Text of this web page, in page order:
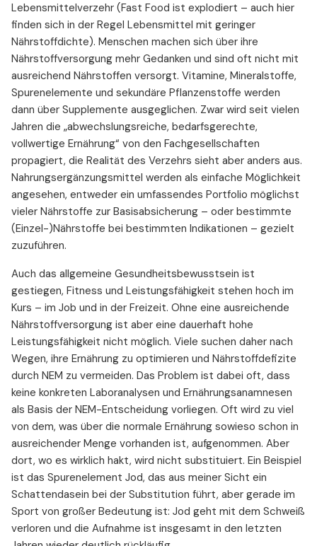
Lebensmittelverzehr (Fast Food ist explodiert – auch hier
finden sich in der Regel Lebensmittel mit geringer
Nährstoffdichte). Menschen machen sich über ihre
Nährstoffversorgung mehr Gedanken und sind oft nicht mit
ausreichend Nährstoffen versorgt. Vitamine, Mineralstoffe,
Spurenelemente und sekundäre Pflanzenstoffe werden
dann über Supplemente ausgeglichen. Zwar wird seit vielen
Jahren die „abwechslungsreiche, bedarfsgerechte,
vollwertige Ernährung“ von den Fachgesellschaften
propagiert, die Realität des Verzehrs sieht aber anders aus.
Nahrungsergänzungsmittel werden als einfache Möglichkeit
angesehen, entweder ein umfassendes Portfolio möglichst
vieler Nährstoffe zur Basisabsicherung – oder bestimmte
(Einzel-)Nährstoffe bei bestimmten Indikationen – gezielt
zuzuführen.
Auch das allgemeine Gesundheitsbewusstsein ist
gestiegen, Fitness und Leistungsfähigkeit stehen hoch im
Kurs – im Job und in der Freizeit. Ohne eine ausreichende
Nährstoffversorgung ist aber eine dauerhaft hohe
Leistungsfähigkeit nicht möglich. Viele suchen daher nach
Wegen, ihre Ernährung zu optimieren und Nährstoffdefizite
durch NEM zu vermeiden. Das Problem ist dabei oft, dass
keine konkreten Laboranalysen und Ernährungsanamnesen
als Basis der NEM-Entscheidung vorliegen. Oft wird zu viel
von dem, was über die normale Ernährung sowieso schon in
ausreichender Menge vorhanden ist, aufgenommen. Aber
dort, wo es wirklich hakt, wird nicht substituiert. Ein Beispiel
ist das Spurenelement Jod, das aus meiner Sicht ein
Schattendasein bei der Substitution führt, aber gerade im
Sport von großer Bedeutung ist: Jod geht mit dem Schweiß
verloren und die Aufnahme ist insgesamt in den letzten